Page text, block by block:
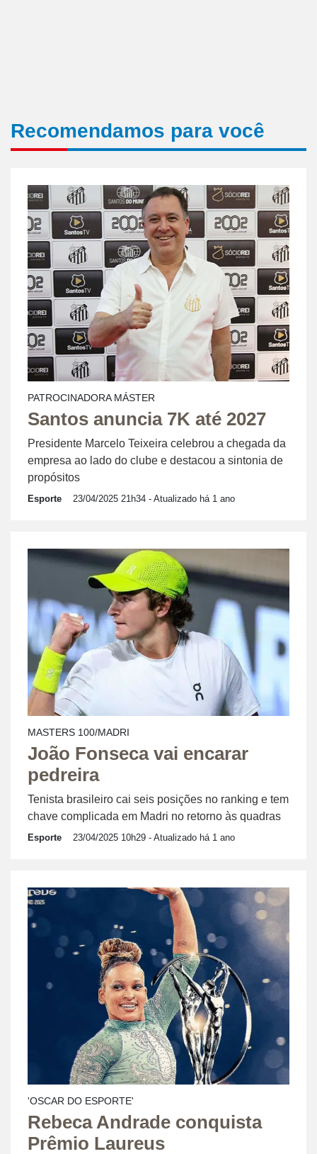
Recomendamos para você
PATROCINADORA MÁSTER
Santos anuncia 7K até 2027
Presidente Marcelo Teixeira celebrou a chegada da
empresa ao lado do clube e destacou a sintonia de
propósitos
Esporte 23/04/2025 21h34 - Atualizado há 1 ano
MASTERS 100/MADRI
João Fonseca vai encarar
pedreira
Tenista brasileiro cai seis posições no ranking e tem
chave complicada em Madri no retorno às quadras
Esporte 23/04/2025 10h29 - Atualizado há 1 ano
'OSCAR DO ESPORTE'
Rebeca Andrade conquista
Prêmio Laureus